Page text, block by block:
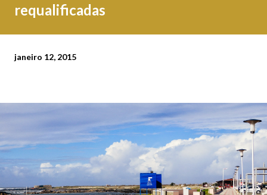
requalificadas
janeiro 12, 2015